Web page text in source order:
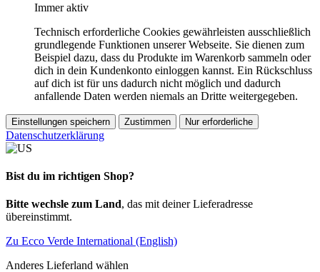
Immer aktiv
Technisch erforderliche Cookies gewährleisten ausschließlich
grundlegende Funktionen unserer Webseite. Sie dienen zum
Beispiel dazu, dass du Produkte im Warenkorb sammeln oder
dich in dein Kundenkonto einloggen kannst. Ein Rückschluss
auf dich ist für uns dadurch nicht möglich und dadurch
anfallende Daten werden niemals an Dritte weitergegeben.
Einstellungen speichern Zustimmen Nur erforderliche
Datenschutzerklärung
Bist du im richtigen Shop?
Bitte wechsle zum Land, das mit deiner Lieferadresse
übereinstimmt.
Zu Ecco Verde International (English)
Anderes Lieferland wählen